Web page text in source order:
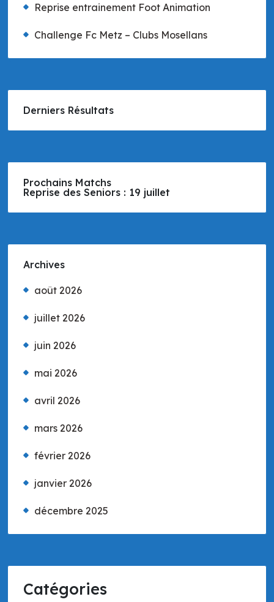
Reprise entrainement Foot Animation
Challenge Fc Metz – Clubs Mosellans
Derniers Résultats
Prochains Matchs
Reprise des Seniors : 19 juillet
Archives
août 2026
juillet 2026
juin 2026
mai 2026
avril 2026
mars 2026
février 2026
janvier 2026
décembre 2025
Catégories